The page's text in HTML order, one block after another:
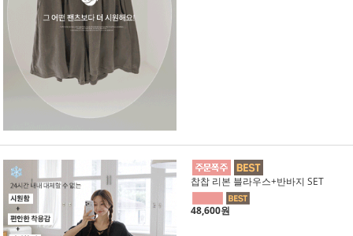
찹찹 리본 블라우스+반바지 SET
48,600원